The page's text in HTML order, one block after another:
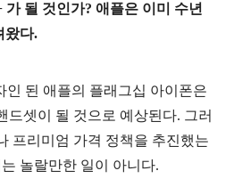
가 될 것인가? 애플은 이미 수년
왔다.
인 된 애플의 플래그십 아이폰은
드셋이 될 것으로 예상된다. 그러
프리미엄 가격 정책을 추진했는
놀랄만한 일이 아니다.